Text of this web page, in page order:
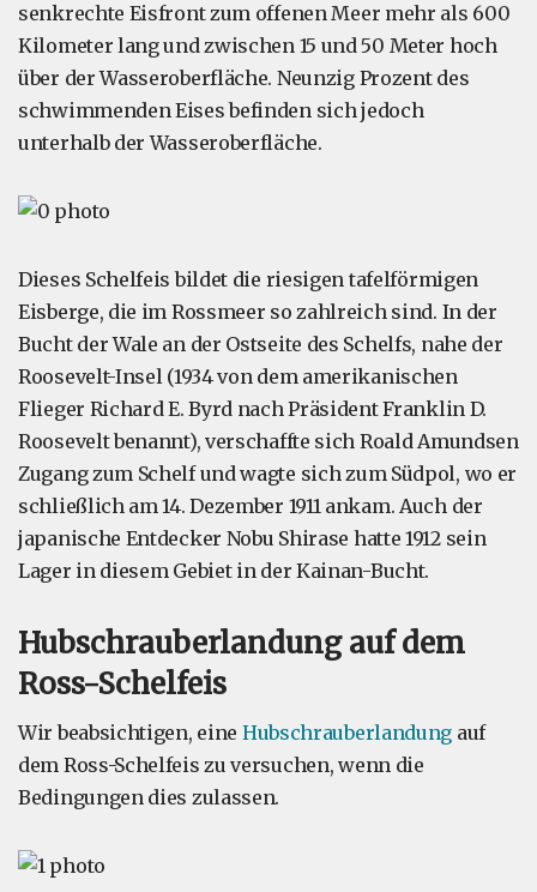
senkrechte Eisfront zum offenen Meer mehr als 600
Kilometer lang und zwischen 15 und 50 Meter hoch
über der Wasseroberfläche. Neunzig Prozent des
schwimmenden Eises befinden sich jedoch
unterhalb der Wasseroberfläche.
Dieses Schelfeis bildet die riesigen tafelförmigen
Eisberge, die im Rossmeer so zahlreich sind. In der
Bucht der Wale an der Ostseite des Schelfs, nahe der
Roosevelt-Insel (1934 von dem amerikanischen
Flieger Richard E. Byrd nach Präsident Franklin D.
Roosevelt benannt), verschaffte sich Roald Amundsen
Zugang zum Schelf und wagte sich zum Südpol, wo er
schließlich am 14. Dezember 1911 ankam. Auch der
japanische Entdecker Nobu Shirase hatte 1912 sein
Lager in diesem Gebiet in der Kainan-Bucht.
Hubschrauberlandung auf dem
Ross-Schelfeis
Wir beabsichtigen, eine Hubschrauberlandung auf
dem Ross-Schelfeis zu versuchen, wenn die
Bedingungen dies zulassen.